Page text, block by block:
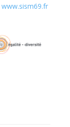
www.sism69.fr